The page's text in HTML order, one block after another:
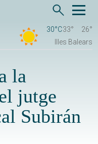
30°C33°
26°
Illes Balears
la
jutge
Subirán